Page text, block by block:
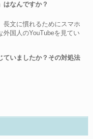
はなんですか？
長文に慣れるためにスマホ
外国人のYouTubeを見てい
ていましたか？その対処法